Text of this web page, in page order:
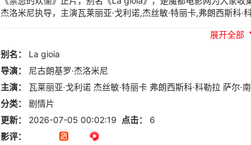
杰洛米尼执导，主演瓦莱丽亚·戈利诺,杰丝敏·特丽卡,弗朗西斯科
展开全部
别名：
La gioia
导演：
尼古朗基罗·杰洛米尼
主演：
瓦莱丽亚·戈利诺 杰丝敏·特丽卡 弗朗西斯科·科勒拉 萨尔·
分类：
剧情片
更新：
2026-07-05 00:02:19 点击：
6
影评：